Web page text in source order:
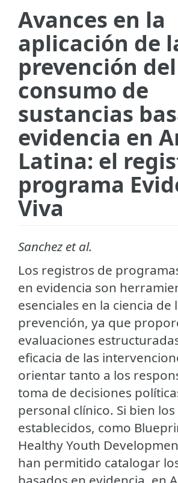
Avances en la
aplicación de
prevención del
consumo de
sustancias
evidencia en
Latina: el
programa
Viva
Sanchez et al.
Los registros de
en evidencia son
esenciales en la ciencia de
prevención, ya que
evaluaciones
eficacia de las
orientar tanto a los
toma de decisiones
personal clínico. Si bien
establecidos, como
Healthy Youth
han permitido catalogar